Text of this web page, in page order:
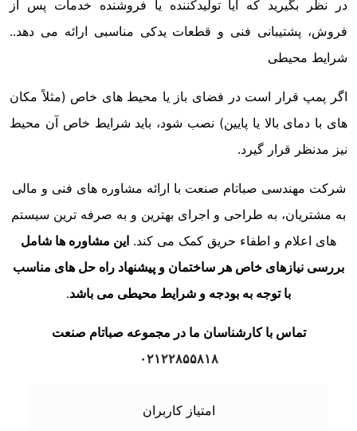
در نظر بگیرید که آیا تولیدکننده یا فروشنده خدمات پس از
فروش، پشتیبانی فنی و قطعات یدکی مناسبی ارائه می دهد..
شرایط محیطی
اگر پمپ قرار است در فضای باز یا محیط های خاص (مثلاً مکان
های با دمای بالا یا پایین) نصب شود، باید شرایط خاص آن محیط
نیز مدنظر قرار گیرد.
شرکت مهندسی صباتام صنعت با ارائه مشاوره های فنی و مالی
به مشتریان، به طراحی و اجرای بهترین و به صرفه ترین سیستم
های اعلام و اطفاء حریق کمک می کند. این مشاوره ها شامل
بررسی نیازهای خاص هر ساختمان و پیشنهاد راه حل های مناسب
با توجه به بودجه و شرایط محیطی می باشد.
تماس با کارشناسان ما در مجموعه صباتام صنعت
۰۲۱۲۲۸۵۵۸۱۸
امتیاز کاربران